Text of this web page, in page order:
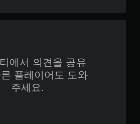
에서 의견을 공유
플레이어도 도와
주세요.